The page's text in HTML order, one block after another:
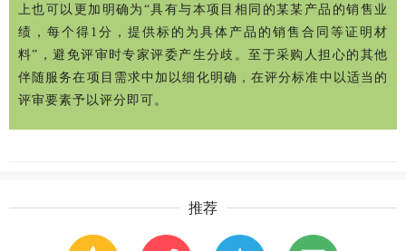
上也可以更加明确为“具有与本项目相同的某某产品的销售业
绩，每个得1分，提供标的为具体产品的销售合同等证明材
料”，避免评审时专家评委产生分歧。至于采购人担心的其他
伴随服务在项目需求中加以细化明确，在评分标准中以适当的
评审要素予以评分即可。
推荐